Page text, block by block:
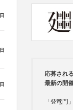
日
日
日
応募され
最新の開
「登竜門